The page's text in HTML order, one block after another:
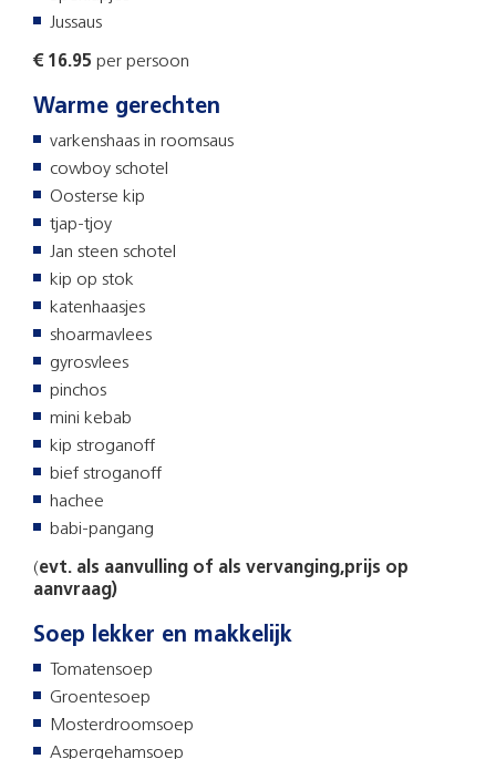
Jussaus
€ 16.95 per persoon
Warme gerechten
varkenshaas in roomsaus
cowboy schotel
Oosterse kip
tjap-tjoy
Jan steen schotel
kip op stok
katenhaasjes
shoarmavlees
gyrosvlees
pinchos
mini kebab
kip stroganoff
bief stroganoff
hachee
babi-pangang
(evt. als aanvulling of als vervanging,prijs op
aanvraag)
Soep lekker en makkelijk
Tomatensoep
Groentesoep
Mosterdroomsoep
Aspergehamsoep